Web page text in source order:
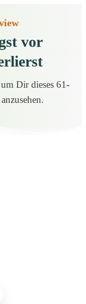
vor
Dir dieses 61-